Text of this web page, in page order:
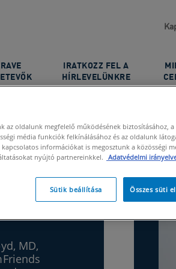
IRATKOZZ FEL A
HÍRLEVELÜNKRE
Lloyd,
MD,
az oldalunk megfelelő működésének biztosításához,
média funkciók felkínálásához és az oldalunk
információkat is megosztunk a közösségi
nyújtó partnereinkkel. Adatvédelmi
Sütik beállítása Összes süti